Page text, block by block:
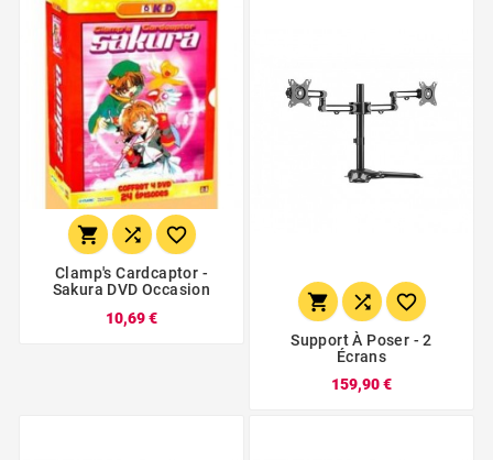
  
Clamp's Cardcaptor -
Sakura DVD Occasion
10,69 €
  
Support À Poser - 2
Écrans
159,90 €